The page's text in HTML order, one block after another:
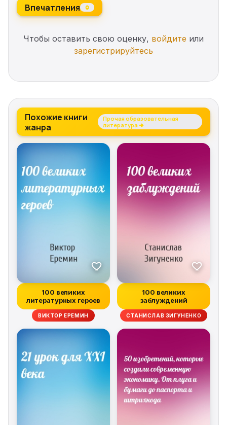
Впечатления 0
Чтобы оставить свою оценку, войдите или
зарегистрируйтесь
Похожие книги
жанра
Прочая образовательная
литература →
100 великих
литературных героев
ВИКТОР ЕРЕМИН
100 великих
заблуждений
СТАНИСЛАВ ЗИГУНЕНКО